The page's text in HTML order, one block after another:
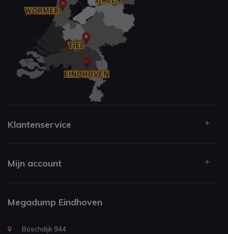
Klantenservice
Mijn account
Megadump Eindhoven
Boschdijk 944